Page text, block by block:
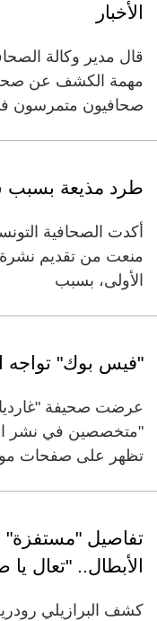
الأخبار
قال مدير وكالة
مهمة الكشف عن صحة
صحافيون متمرسون
طرد مذيعة بسبب
أكدت الصحافية
منعت من تقديم نشرة
الأولى، بسبب
"فيس بوك" تواجه
عرضت صحيفة
"متخصصين في نشر
تظهر على صفحات
تفاصيل "مستفزة"
الأبطال.. "تعال يا
كشف البرازيلي